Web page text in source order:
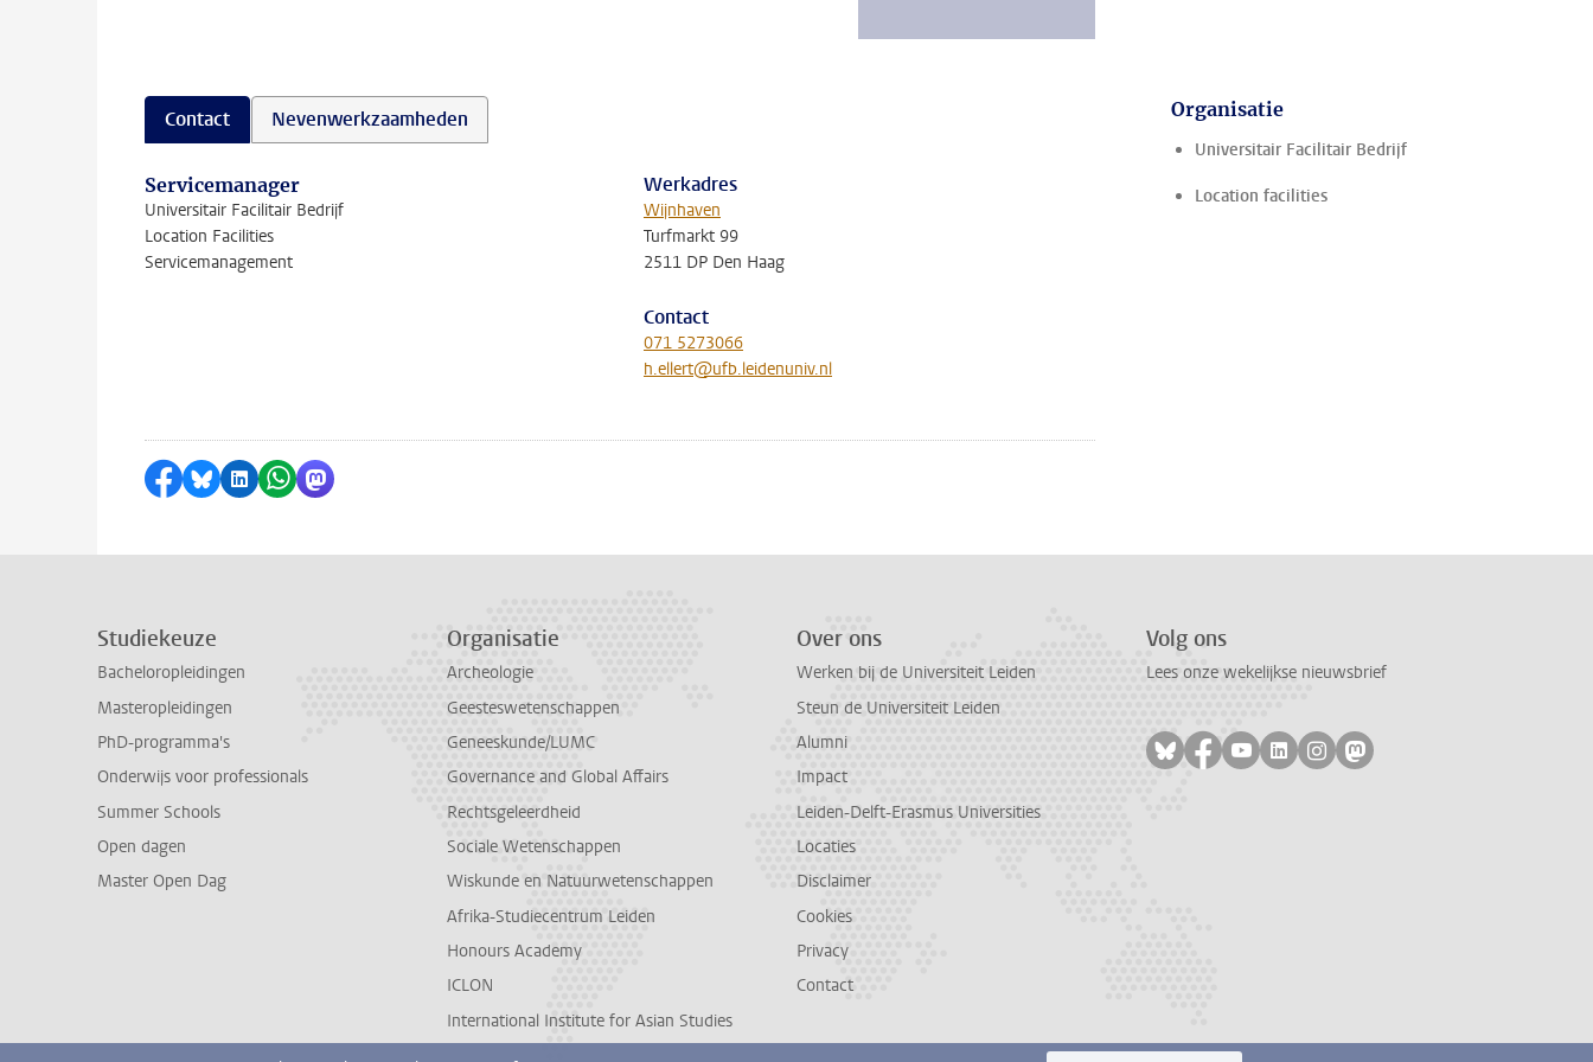
Contact Nevenwerkzaamheden
Servicemanager
Universitair Facilitair Bedrijf
Location Facilities
Servicemanagement
Werkadres
Wijnhaven
Turfmarkt 99
2511 DP Den Haag
Contact
071 5273066
h.ellert@ufb.leidenuniv.nl
Delen op Facebook
Delen via Bluesky
Delen op LinkedIn
Delen via WhatsApp
Delen via Mastodon
Organisatie
Universitair Facilitair Bedrijf
Location facilities
Studiekeuze
Bacheloropleidingen
Masteropleidingen
PhD-programma's
Onderwijs voor professionals
Summer Schools
Open dagen
Master Open Dag
Organisatie
Archeologie
Geesteswetenschappen
Geneeskunde/LUMC
Governance and Global Affairs
Rechtsgeleerdheid
Sociale Wetenschappen
Wiskunde en Natuurwetenschappen
Afrika-Studiecentrum Leiden
Honours Academy
ICLON
International Institute for Asian Studies
Over ons
Werken bij de Universiteit Leiden
Steun de Universiteit Leiden
Alumni
Impact
Leiden-Delft-Erasmus Universities
Locaties
Disclaimer
Cookies
Privacy
Contact
Volg ons
Lees onze wekelijkse nieuwsbrief
Volg ons op bluesky
Volg ons op facebook
Volg ons op youtube
Volg ons op linkedin
Volg ons op instagram
Volg ons op mastodon